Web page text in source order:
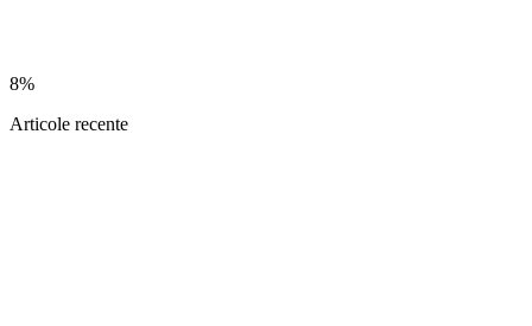
8%
Articole recente